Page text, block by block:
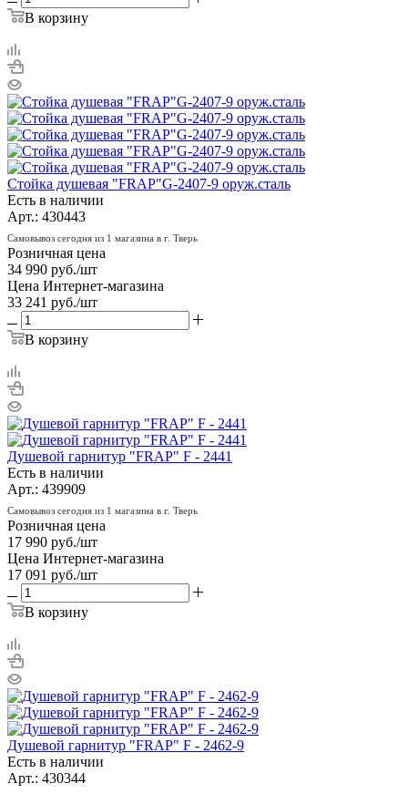
В корзину
Стойка душевая "FRAP"G-2407-9 оруж.сталь
Есть в наличии
Арт.: 430443
Самовывоз сегодня из 1 магазина в г. Тверь
Розничная цена
34 990 руб./шт
Цена Интернет-магазина
33 241 руб./шт
В корзину
Душевой гарнитур "FRAP" F - 2441
Есть в наличии
Арт.: 439909
Самовывоз сегодня из 1 магазина в г. Тверь
Розничная цена
17 990 руб./шт
Цена Интернет-магазина
17 091 руб./шт
В корзину
Душевой гарнитур "FRAP" F - 2462-9
Есть в наличии
Арт.: 430344